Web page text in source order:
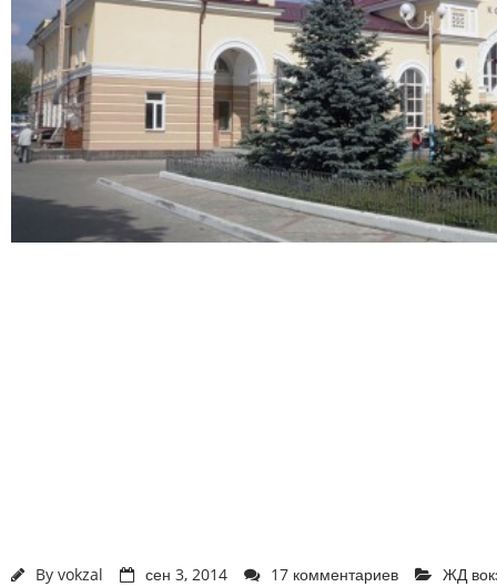
By vokzal сен 3, 2014 17 комментариев
ЖД